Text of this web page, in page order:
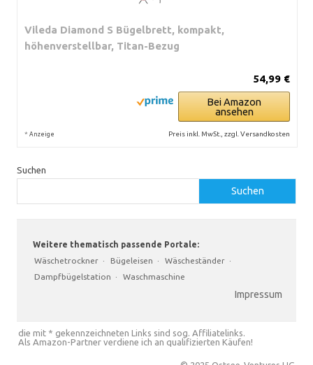
Vileda Diamond S Bügelbrett, kompakt,
höhenverstellbar, Titan-Bezug
54,99 €
Bei Amazon
ansehen
* Anzeige Preis inkl. MwSt., zzgl. Versandkosten
Suchen
Suchen
Weitere thematisch passende Portale:
Wäschetrockner · Bügeleisen · Wäscheständer ·
Dampfbügelstation · Waschmaschine
Impressum
die mit * gekennzeichneten Links sind sog. Affiliatelinks.
Als Amazon-Partner verdiene ich an qualifizierten Käufen!